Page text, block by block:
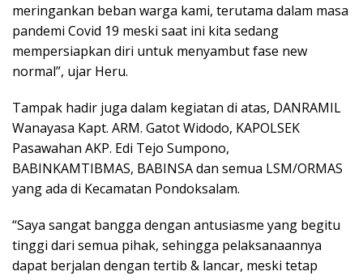
meringankan beban warga kami, terutama dalam masa
pandemi Covid 19 meski saat ini kita sedang
mempersiapkan diri untuk menyambut fase new
normal”, ujar Heru.
Tampak hadir juga dalam kegiatan di atas, DANRAMIL
Wanayasa Kapt. ARM. Gatot Widodo, KAPOLSEK
Pasawahan AKP. Edi Tejo Sumpono,
BABINKAMTIBMAS, BABINSA dan semua LSM/ORMAS
yang ada di Kecamatan Pondoksalam.
“Saya sangat bangga dengan antusiasme yang begitu
tinggi dari semua pihak, sehingga pelaksanaannya
dapat berjalan dengan tertib & lancar, meski tetap